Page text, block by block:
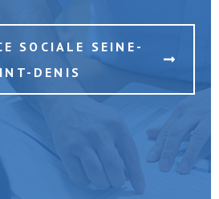
SOCIALE SEINE-
DENIS